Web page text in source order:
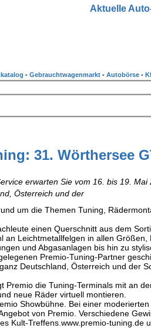
31. Wörthersee
erwarten Sie vom 16. bis 19.
Österreich und der
um die Themen Tuning,
einen Querschnitt aus dem
an Leichtmetallfelgen in allen
und Abgasanlagen bis hin zu
Premio-Tuning-Partner
Deutschland, Österreich und der
Premio die Tuning-Terminals mit an
neue Räder virtuell montieren.
Showbühne. Bei einer
von Premio. Verschiedene
Kult-Treffens.www.premio-tuning.de
Aktuelle
- Gebrauchtwagenmarkt - Autobörse -